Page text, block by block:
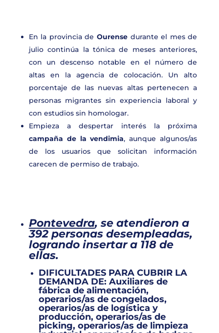
En la provincia de Ourense durante el mes de
julio continúa la tónica de meses anteriores,
con un descenso notable en el número de
altas en la agencia de colocación. Un alto
porcentaje de las nuevas altas pertenecen a
personas migrantes sin experiencia laboral y
con estudios sin homologar.
Empieza a despertar interés la próxima
campaña de la vendimia, aunque algunos/as
de los usuarios que solicitan información
carecen de permiso de trabajo.
Pontevedra, se atendieron a
392 personas desempleadas,
logrando insertar a 118 de
ellas.
DIFICULTADES PARA CUBRIR LA
DEMANDA DE: Auxiliares de
fábrica de alimentación,
operarios/as de congelados,
operarios/as de logística y
producción, operarios/as de
picking, operarios/as de limpieza